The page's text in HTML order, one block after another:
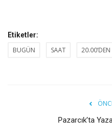
Etiketler:
BUGÜN SAAT 20.00’DEN
Pazarcık’ta